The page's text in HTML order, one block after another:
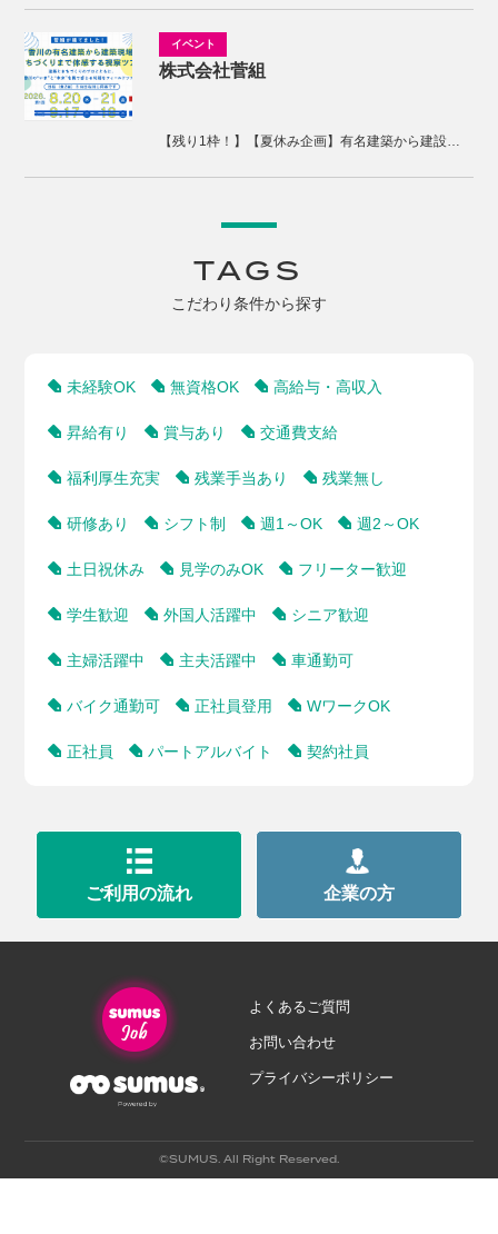
株式会社菅組
【残り1枠！】【夏休み企画】有名建築から建設現場、まちづくりまで体感する2days視察ツアー
TAGS
こだわり条件から探す
未経験OK 無資格OK 高給与・高収入
昇給有り 賞与あり 交通費支給
福利厚生充実 残業手当あり 残業無し
研修あり シフト制 週1～OK 週2～OK
土日祝休み 見学のみOK フリーター歓迎
学生歓迎 外国人活躍中 シニア歓迎
主婦活躍中 主夫活躍中 車通勤可
バイク通勤可 正社員登用 WワークOK
正社員 パートアルバイト 契約社員
ご利用の流れ 企業の方
よくあるご質問
お問い合わせ
プライバシーポリシー
©SUMUS. All Right Reserved.